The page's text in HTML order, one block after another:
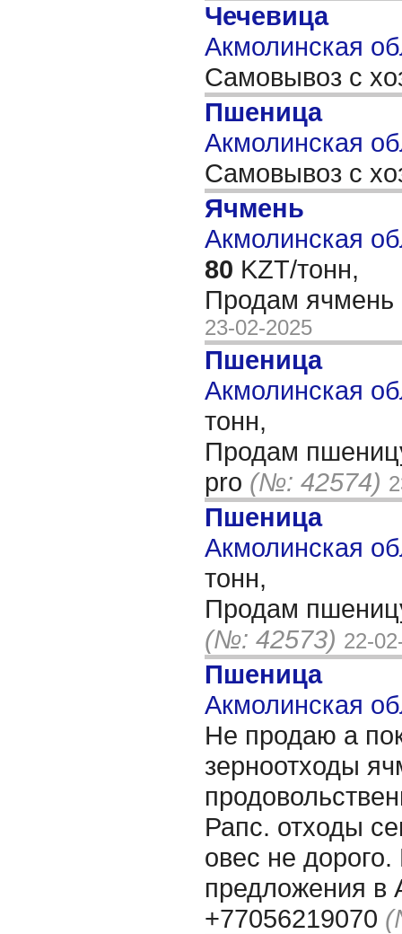
Чечевица
Акмолинская
Самовывоз с
Пшеница
Акмолинская
Самовывоз с
Ячмень
Акмолинская
80 KZT/тонн,
Продам ячмень
23-02-2025
Пшеница
Акмолинская
тонн,
Продам
pro (№: 42574)
Пшеница
Акмолинская
тонн,
Продам
(№: 42573) 22-
Пшеница
Акмолинская
Не продаю а
зерноотходы
Рапс. отходы
овес не
предложения в
+77056219070